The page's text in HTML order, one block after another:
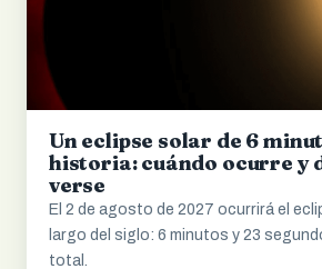
Un eclipse solar de 6
historia: cuándo ocurre y
verse
El 2 de agosto de 2027 ocurrirá el
largo del siglo: 6 minutos y 23
total.